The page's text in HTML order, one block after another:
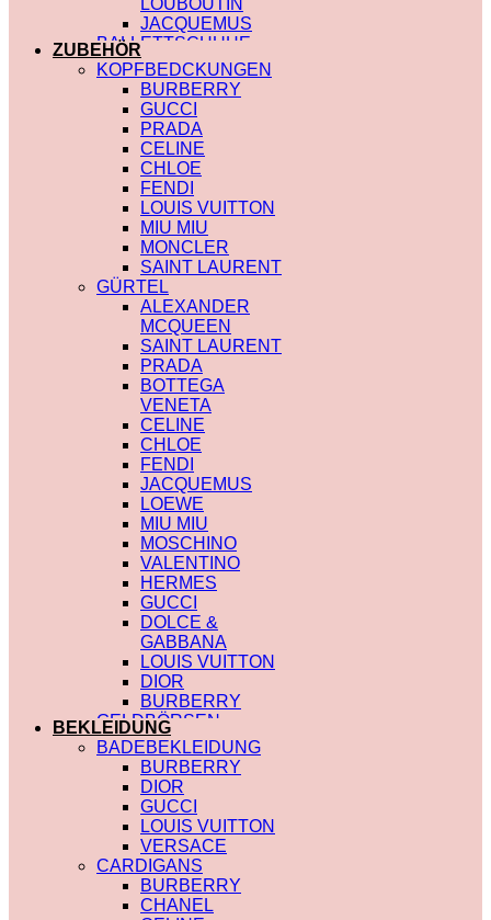
LOUBOUTIN
JACQUEMUS
BALLETTSCHUHE
LOUIS VUITTON
ZUBEHÖR
KOPFBEDCKUNGEN
BURBERRY
GUCCI
PRADA
CELINE
CHLOE
FENDI
LOUIS VUITTON
MIU MIU
MONCLER
SAINT LAURENT
GÜRTEL
ALEXANDER
MCQUEEN
SAINT LAURENT
PRADA
BOTTEGA
VENETA
CELINE
CHLOE
FENDI
JACQUEMUS
LOEWE
MIU MIU
MOSCHINO
VALENTINO
HERMES
GUCCI
DOLCE &
GABBANA
LOUIS VUITTON
DIOR
BURBERRY
GELDBÖRSEN
SAINT LAURENT
PRADA
HERMES
GUCCI
DIOR
CHLOE
FENDI
JACQUEMUS
CELINE
BEKLEIDUNG
BADEBEKLEIDUNG
BURBERRY
DIOR
GUCCI
LOUIS VUITTON
VERSACE
CARDIGANS
BURBERRY
CHANEL